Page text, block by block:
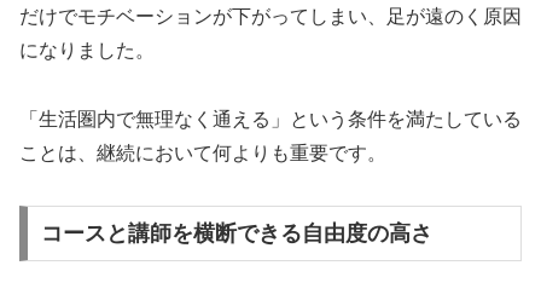
だけでモチベーションが下がってしまい、足が遠のく原因
になりました。
「生活圏内で無理なく通える」という条件を満たしている
ことは、継続において何よりも重要です。
コースと講師を横断できる自由度の高さ